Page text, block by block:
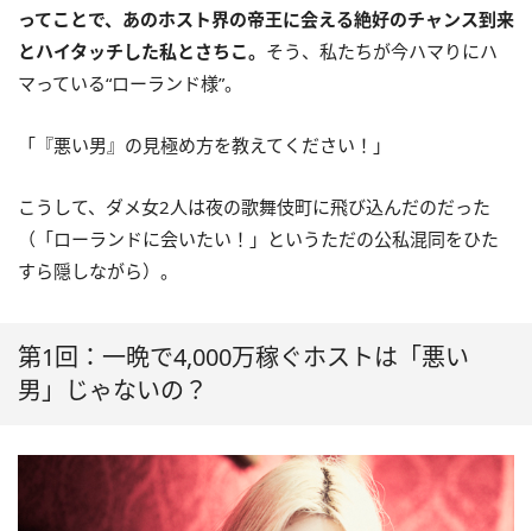
ってことで、あのホスト界の帝王に会える絶好のチャンス到来
とハイタッチした私とさちこ。 そう、私たちが今ハマりにハ
マっている“ローランド様”。
「『悪い男』の見極め方を教えてください！」
こうして、ダメ女2人は夜の歌舞伎町に飛び込んだのだった
（「ローランドに会いたい！」というただの公私混同をひた
すら隠しながら）。
第1回：一晩で4,000万稼ぐホストは「悪い
男」じゃないの？